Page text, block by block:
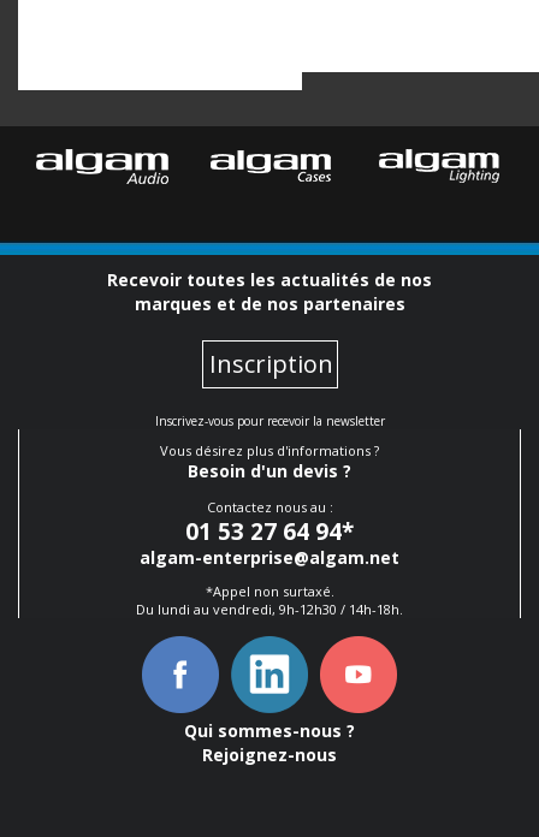
Recevoir toutes les actualités de nos
marques et de nos partenaires
Inscription
Inscrivez-vous pour recevoir la newsletter
Vous désirez plus d'informations ?
Besoin d'un devis ?
Contactez nous au :
01 53 27 64 94*
algam-enterprise@algam.net
*Appel non surtaxé.
Du lundi au vendredi, 9h-12h30 / 14h-18h.
Qui sommes-nous ?
Rejoignez-nous